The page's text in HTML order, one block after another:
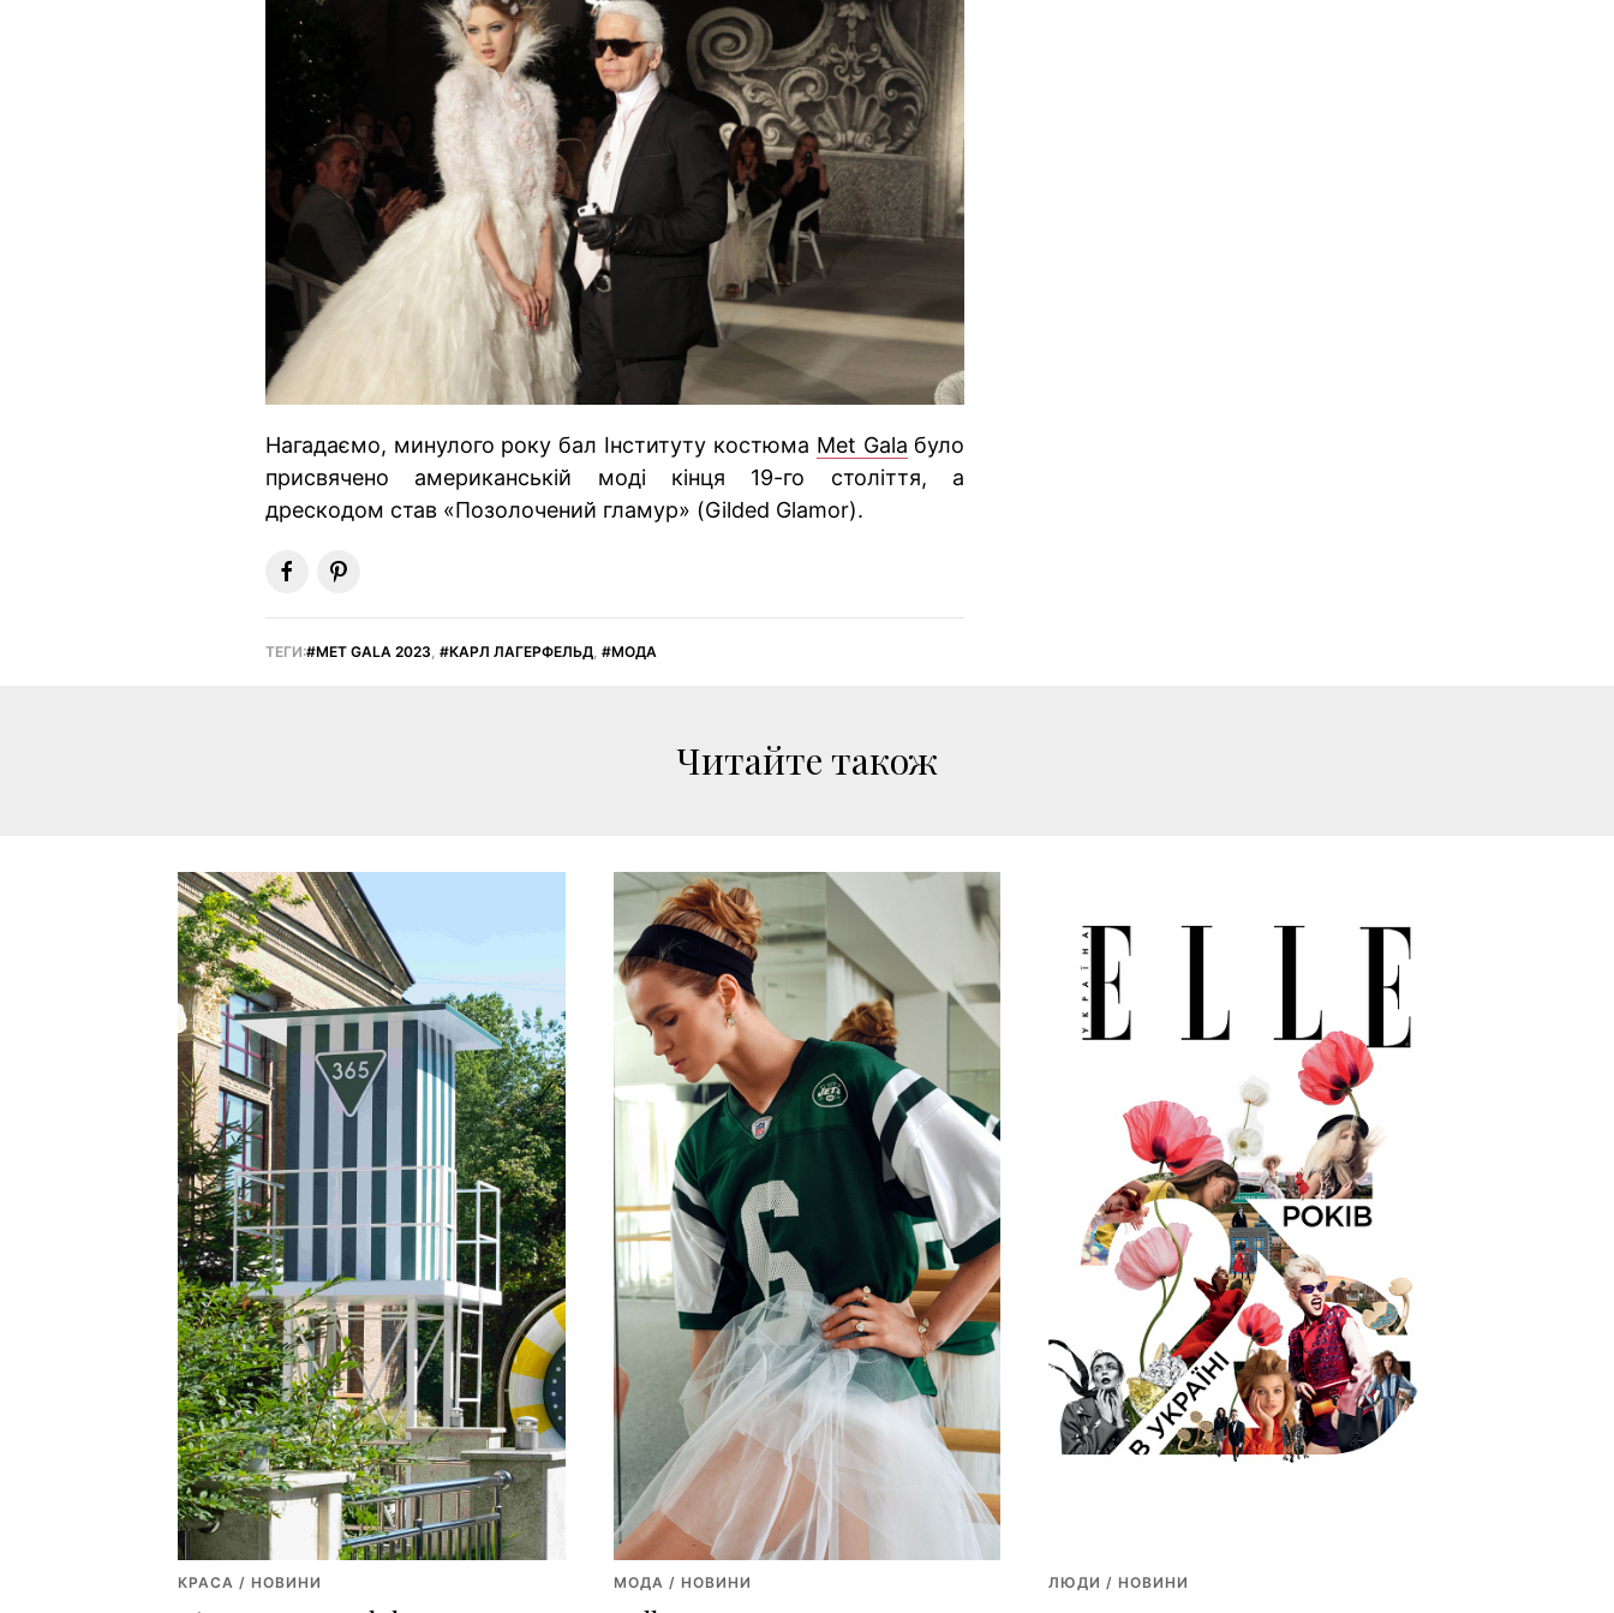
Нагадаємо, минулого року бал Інституту костюма Met Gala було
присвячено американській моді кінця 19-го століття, а
дрескодом став «Позолочений гламур» (Gilded Glamor).
ТЕГИ: MET GALA 2023 КАРЛ ЛАГЕРФЕЛЬД, МОДА
Читайте також
КРАСА / НОВИНИ МОДА / НОВИНИ ЛЮДИ / НОВИНИ